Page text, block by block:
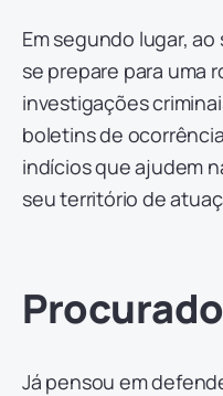
Em segundo lugar,
se prepare para uma
investigações
boletins de
indícios que ajudem
seu território de
Já pensou em